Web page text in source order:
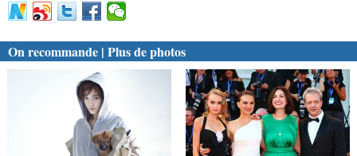
On recommande | Plus de photos